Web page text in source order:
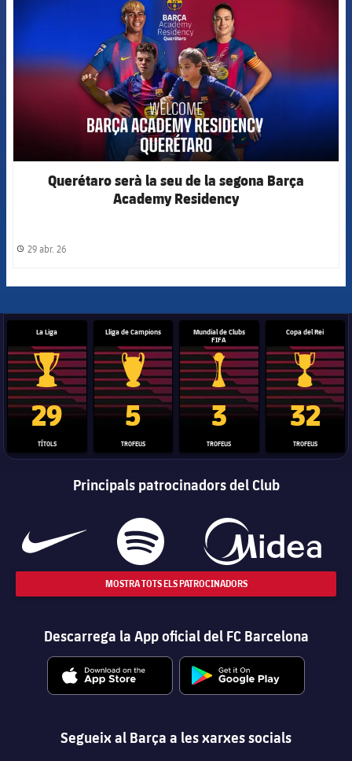
Querétaro serà la seu de la segona Barça
Academy Residency
label.share.clock
29 abr. 26
La Liga
Trofeu de la Liga
29
TÍTOLS
Lliga de Campions
Trofeu de la Lliga de Campions
5
TROFEUS
Mundial de Clubs
FIFA
Trofeu del Mundial de Clubs
3
TROFEUS
Copa del Rei
Copa del
32
TROFEUS
Principals patrocinadors del Club
MOSTRA TOTS ELS PATROCINADORS
Descarrega la App oficial del FC Barcelona
Segueix al Barça a les xarxes socials